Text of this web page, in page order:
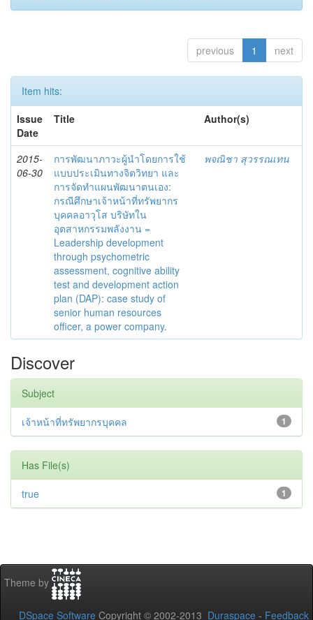
previous 1 next
Item hits:
Issue
Date
Title Author(s)
2015-
06-30
การพัฒนาภาวะผู้นำโดยการใช้
แบบประเมินทางจิตวิทยา และ
การจัดทำแผนพัฒนาตนเอง:
กรณีศึกษาเจ้าหน้าที่ทรัพยากร
บุคคลอาวุโส บริษัทใน
อุตสาหกรรมพลังงาน =
Leadership development
through psychometric
assessment, cognitive ability
test and development action
plan (DAP): case study of
senior human resources
officer, a power company.
พจณิชา สุวรรณเทน
Discover
Subject
1
เจ้าหน้าที่ทรัพยากรบุคคล
Has File(s)
1
true
Theme by
DSpace Software Copyright © 2002-2013 Duraspace - Feedback